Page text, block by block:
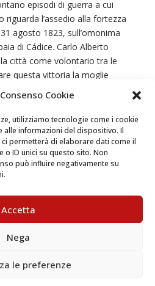
Cookie
utilizziamo tecnologie come i cookie
alle informazioni del dispositivo. Il
permetterà di elaborare dati come il
o ID unici su questo sito. Non
può influire negativamente su
Accetta
Nega
le preferenze
episodi di guerra a cui
riguarda l’assedio alla fortezza
agosto 1823, sull’omonima
di Cádice. Carlo Alberto
città come volontario tra le
questa vittoria la moglie
erigere all’interno del parco
del Re di Sardegna
influenzano e mutano
qui passe comme la fumée
dans cette vie où l’homme ne
puisqu’il n’a été crée
faute,pour se purifier;